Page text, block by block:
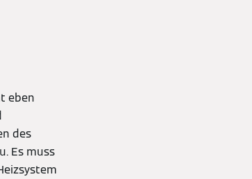
eben
des
Es muss